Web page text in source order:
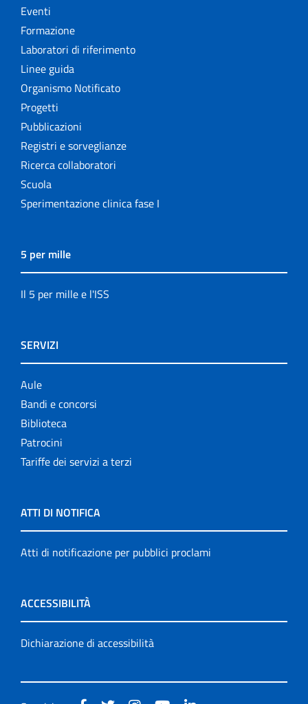
Eventi
Formazione
Laboratori di riferimento
Linee guida
Organismo Notificato
Progetti
Pubblicazioni
Registri e sorveglianze
Ricerca collaboratori
Scuola
Sperimentazione clinica fase I
5 per mille
Il 5 per mille e l'ISS
SERVIZI
Aule
Bandi e concorsi
Biblioteca
Patrocini
Tariffe dei servizi a terzi
ATTI DI NOTIFICA
Atti di notificazione per pubblici proclami
ACCESSIBILITÀ
Dichiarazione di accessibilità